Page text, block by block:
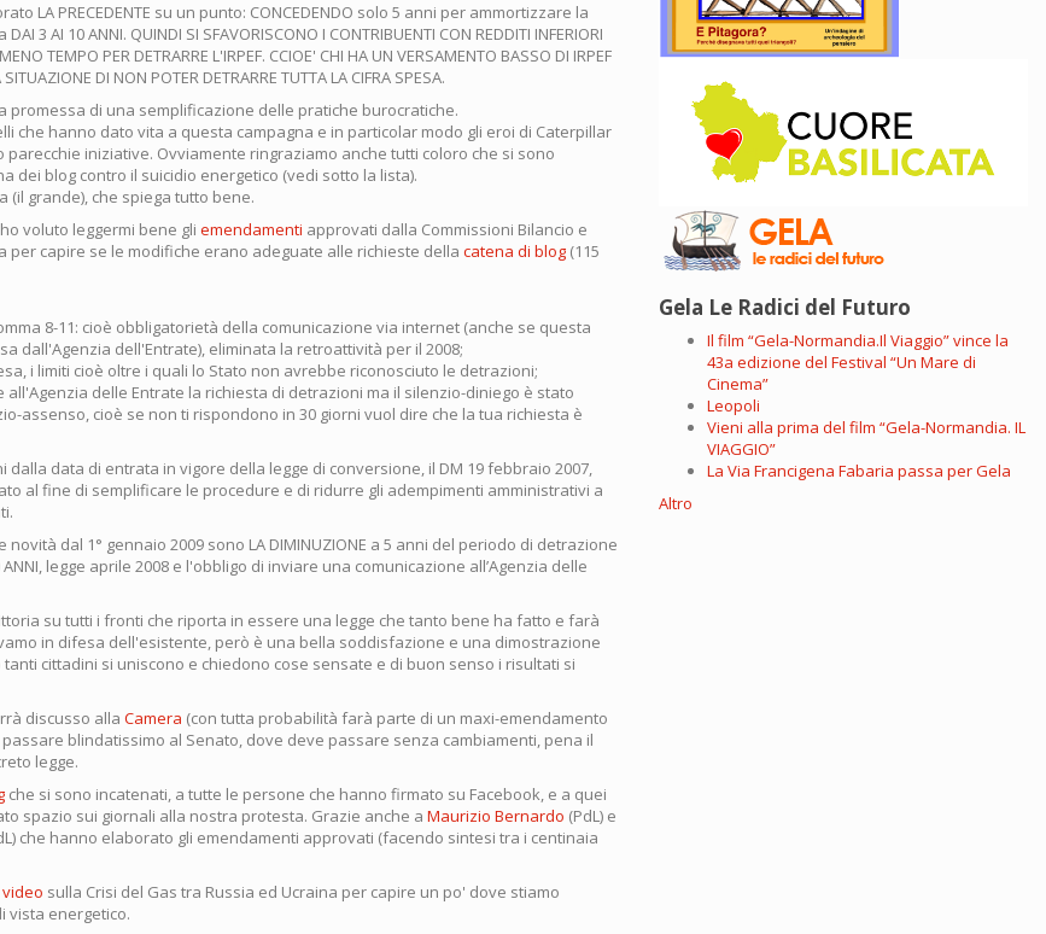
LA PRECEDENTE su un punto: CONCEDENDO solo 5 anni per ammortizzare la
3 AI 10 ANNI. QUINDI SI SFAVORISCONO I CONTRIBUENTI CON REDDITI INFERIORI
TEMPO PER DETRARRE L'IRPEF. CCIOE' CHI HA UN VERSAMENTO BASSO DI IRPEF
DI NON POTER DETRARRE TUTTA LA CIFRA SPESA.
promessa di una semplificazione delle pratiche burocratiche.
che hanno dato vita a questa campagna e in particolar modo gli eroi di Caterpillar
parecchie iniziative. Ovviamente ringraziamo anche tutti coloro che si sono
dei blog contro il suicidio energetico (vedi sotto la lista).
(il grande), che spiega tutto bene.
voluto leggermi bene gli emendamenti approvati dalla Commissioni Bilancio e
per capire se le modifiche erano adeguate alle richieste della catena di blog (115
8-11: cioè obbligatorietà della comunicazione via internet (anche se questa
dall'Agenzia dell'Entrate), eliminata la retroattività per il 2008;
i limiti cioè oltre i quali lo Stato non avrebbe riconosciuto le detrazioni;
all'Agenzia delle Entrate la richiesta di detrazioni ma il silenzio-diniego è stato
assenso, cioè se non ti rispondono in 30 giorni vuol dire che la tua richiesta è
dalla data di entrata in vigore della legge di conversione, il DM 19 febbraio 2007,
al fine di semplificare le procedure e di ridurre gli adempimenti amministrativi a
novità dal 1° gennaio 2009 sono LA DIMINUZIONE a 5 anni del periodo di detrazione
ANNI, legge aprile 2008 e l'obbligo di inviare una comunicazione all’Agenzia delle
su tutti i fronti che riporta in essere una legge che tanto bene ha fatto e farà
in difesa dell'esistente, però è una bella soddisfazione e una dimostrazione
cittadini si uniscono e chiedono cose sensate e di buon senso i risultati si
discusso alla Camera (con tutta probabilità farà parte di un maxi-emendamento
blindatissimo al Senato, dove deve passare senza cambiamenti, pena il
legge.
che si sono incatenati, a tutte le persone che hanno firmato su Facebook, e a quei
spazio sui giornali alla nostra protesta. Grazie anche a Maurizio Bernardo (PdL) e
che hanno elaborato gli emendamenti approvati (facendo sintesi tra i centinaia
video sulla Crisi del Gas tra Russia ed Ucraina per capire un po' dove stiamo
vista energetico.
Gela Le Radici del Futuro
Il film “Gela-Normandia.Il Viaggio” vince la
43a edizione del Festival “Un Mare di
Cinema”
Leopoli
Vieni alla prima del film “Gela-Normandia. IL
VIAGGIO”
La Via Francigena Fabaria passa per Gela
Altro